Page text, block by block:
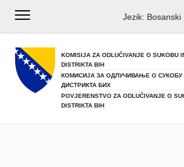
Jezik: Bosanski
KOMISIJA ZA ODLUČIVANJE O SUKOBU
DISTRIKTA BIH
КОМИСИЈА ЗА ОДЛУЧИВАЊЕ О СУКОБУ
ДИСТРИКТА БИХ
POVJERENSTVO ZA ODLUČIVANJE O
DISTRIKTA BIH